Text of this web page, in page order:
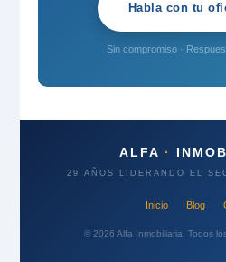
Habla con tu
Sin compromiso ·
ALFA ·
29 AÑOS LIDERANDO EL
Inicio Blog
© 2026 Alfa Inmobiliaria. Todos